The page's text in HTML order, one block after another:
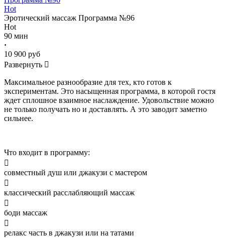
Hot
Эротический массаж Программа №96
Hot
90 мин
·
10 900 руб
Развернуть 
Максимальное разнообразие для тех, кто готов к
экспериментам. Это насыщенная программа, в которой гостя
ждет сплошное взаимное наслаждение. Удовольствие можно
не только получать но и доставлять. А это заводит заметно
сильнее.
Что входит в программу:

совместный душ или джакузи с мастером

классический расслабляющий массаж

боди массаж

релакс часть в джакузи или на татами